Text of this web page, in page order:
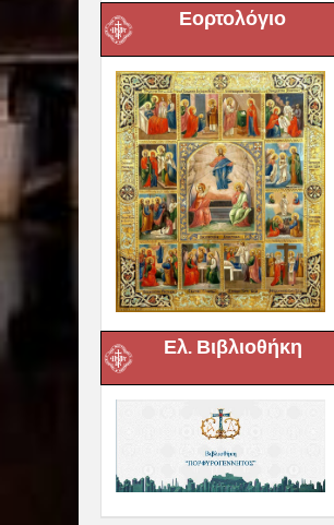
Εορτολόγιο
Ελ. Βιβλιοθήκη